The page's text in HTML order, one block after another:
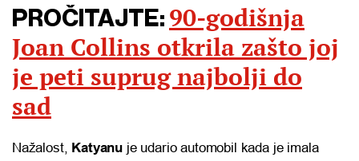
PROČITAJTE: 90-godišnja
Joan Collins otkrila zašto joj
je peti suprug najbolji do
sad
Nažalost, Katyanu je udario automobil kada je imala